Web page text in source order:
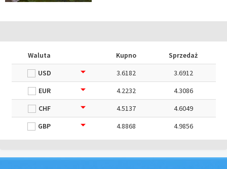
Waluta Kupno
Sprzedaż
USD
3.6182
3.6912
EUR
4.2232
4.3086
CHF
4.5137
4.6049
GBP
4.8868 4.9856